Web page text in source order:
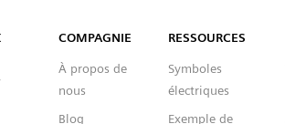
Capital™ X Panel Designer
COMPAGNIE
À propos de
nous
Blog
RESSOURCES
Symboles
électriques
Exemple de